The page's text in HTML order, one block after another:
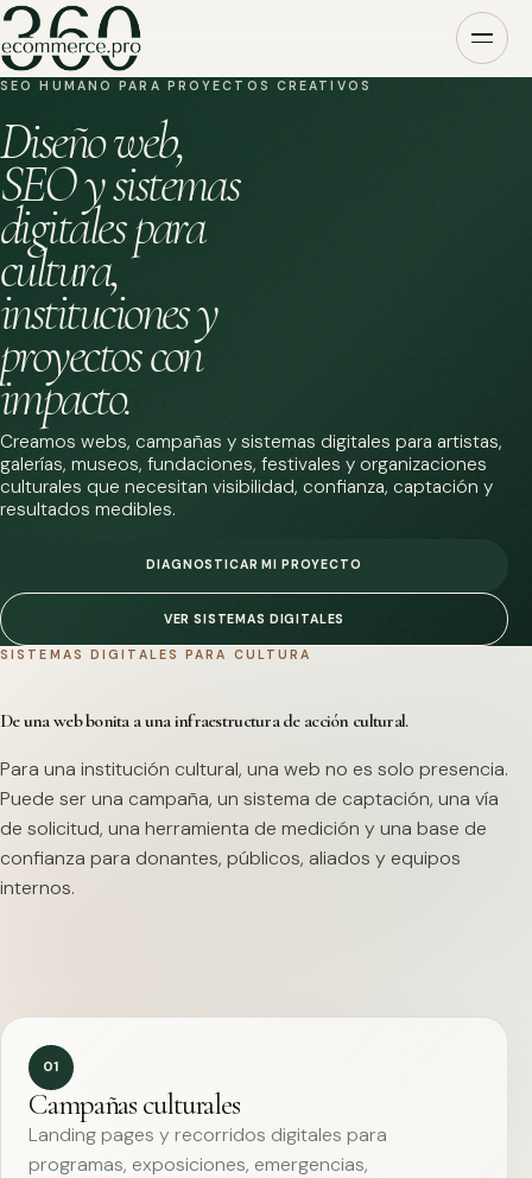
SEO HUMANO PARA PROYECTOS CREATIVOS
Diseño web,
SEO y sistemas
digitales para
cultura,
instituciones y
proyectos con
impacto.
Creamos webs, campañas y sistemas digitales para artistas,
galerías, museos, fundaciones, festivales y organizaciones
culturales que necesitan visibilidad, confianza, captación y
resultados medibles.
DIAGNOSTICAR MI PROYECTO
VER SISTEMAS DIGITALES
SISTEMAS DIGITALES PARA CULTURA
De una web bonita a una infraestructura de acción cultural.
Para una institución cultural, una web no es solo presencia.
Puede ser una campaña, un sistema de captación, una vía
de solicitud, una herramienta de medición y una base de
confianza para donantes, públicos, aliados y equipos
internos.
01
Campañas culturales
Landing pages y recorridos digitales para
programas, exposiciones, emergencias,